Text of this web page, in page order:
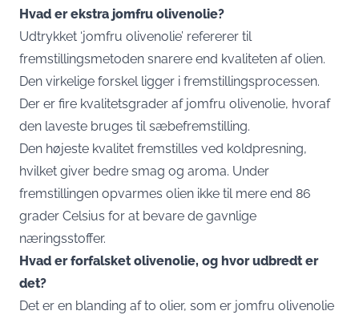
Hvad er ekstra jomfru olivenolie?
Udtrykket ‘jomfru olivenolie’ refererer til
fremstillingsmetoden snarere end kvaliteten af olien.
Den virkelige forskel ligger i fremstillingsprocessen.
Der er fire kvalitetsgrader af jomfru olivenolie, hvoraf
den laveste bruges til sæbefremstilling.
Den højeste kvalitet fremstilles ved koldpresning,
hvilket giver bedre smag og aroma. Under
fremstillingen opvarmes olien ikke til mere end 86
grader Celsius for at bevare de gavnlige
næringsstoffer.
Hvad er forfalsket olivenolie, og hvor udbredt er
det?
Det er en blanding af to olier, som er jomfru olivenolie